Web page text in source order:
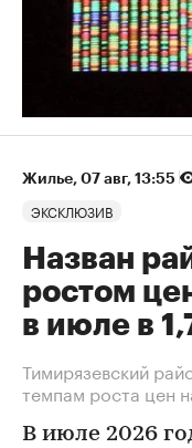
Жилье⁠, 07 авг, 13:55
ЭКСКЛЮЗИВ
Назван
ростом
в июле в
Тимирязевский
темпам роста цен
В июле 2026